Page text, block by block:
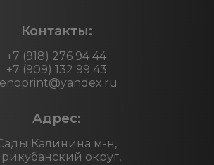
Контакты:
+7 (918) 276 94 44
+7 (909) 132 99 43
lenoprint@yandex.ru
Адрес:
Калинина м-н,
округ,